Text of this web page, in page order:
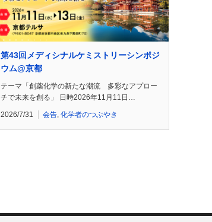
第43回メディシナルケミストリーシンポジ
ウム@京都
テーマ「創薬化学の新たな潮流 多彩なアプロー
チで未来を創る」 日時2026年11月11日…
2026/7/31 会告, 化学者のつぶやき